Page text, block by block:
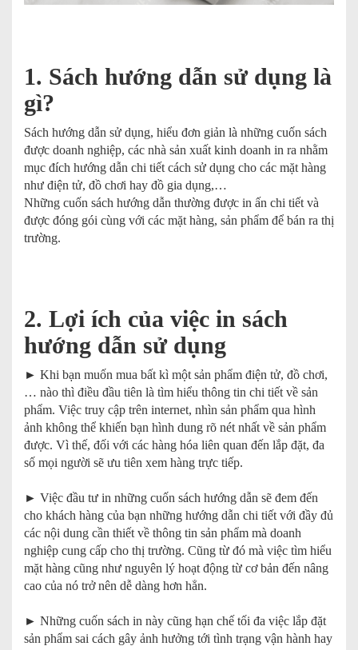
1. Sách hướng dẫn sử dụng là
gì?
Sách hướng dẫn sử dụng, hiểu đơn giản là những cuốn sách
được doanh nghiệp, các nhà sản xuất kinh doanh in ra nhằm
mục đích hướng dẫn chi tiết cách sử dụng cho các mặt hàng
như điện tử, đồ chơi hay đồ gia dụng,…
Những cuốn sách hướng dẫn thường được in ấn chi tiết và
được đóng gói cùng với các mặt hàng, sản phẩm để bán ra thị
trường.
2. Lợi ích của việc in sách
hướng dẫn sử dụng
► Khi bạn muốn mua bất kì một sản phẩm điện tử, đồ chơi,
… nào thì điều đầu tiên là tìm hiểu thông tin chi tiết về sản
phẩm. Việc truy cập trên internet, nhìn sản phẩm qua hình
ảnh không thể khiến bạn hình dung rõ nét nhất về sản phẩm
được. Vì thế, đối với các hàng hóa liên quan đến lắp đặt, đa
số mọi người sẽ ưu tiên xem hàng trực tiếp.
► Việc đầu tư in những cuốn sách hướng dẫn sẽ đem đến
cho khách hàng của bạn những hướng dẫn chi tiết với đầy đủ
các nội dung cần thiết về thông tin sản phẩm mà doanh
nghiệp cung cấp cho thị trường. Cũng từ đó mà việc tìm hiểu
mặt hàng cũng như nguyên lý hoạt động từ cơ bản đến nâng
cao của nó trở nên dễ dàng hơn hẳn.
► Những cuốn sách in này cũng hạn chế tối đa việc lắp đặt
sản phẩm sai cách gây ảnh hưởng tới tình trạng vận hành hay